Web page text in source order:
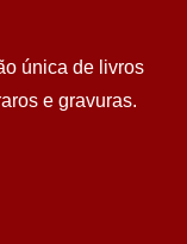
única de livros
e gravuras.